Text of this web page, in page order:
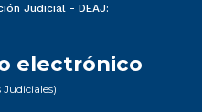
Judicial - DEAJ:
electrónico
Judiciales)